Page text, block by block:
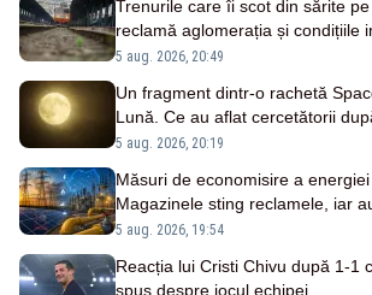
Trenurile care îi scot din sărite
reclamă aglomerația și condițiile
5 aug. 2026, 20:49
Un fragment dintr-o rachetă
Lună. Ce au aflat cercetătorii
5 aug. 2026, 20:19
Măsuri de economisire a energiei
Magazinele sting reclamele, iar
consumul
5 aug. 2026, 19:54
Reacția lui Cristi Chivu după 1-1
spus despre jocul echipei